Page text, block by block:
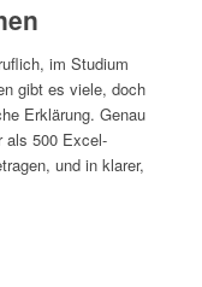
im Studium
gibt es viele, doch
Erklärung. Genau
als 500 Excel-
und in klarer,